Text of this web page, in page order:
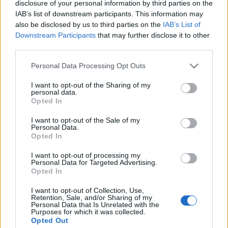
disclosure of your personal information by third parties on the
IAB’s list of downstream participants. This information may
also be disclosed by us to third parties on the IAB’s List of
Downstream Participants that may further disclose it to other
Personal Data Processing Opt Outs
I want to opt-out of the Sharing of my
personal data.
Opted In
I want to opt-out of the Sale of my
Personal Data.
Opted In
I want to opt-out of processing my
Personal Data for Targeted Advertising.
Opted In
I want to opt-out of Collection, Use,
Retention, Sale, and/or Sharing of my
Personal Data that Is Unrelated with the
Purposes for which it was collected.
Opted Out
Facebook
Twitter
ΚΟΙΝΩΝΙΚΟ ΙΑΤΡΕΙΟ ΕΛΛΗΝΙΚΟΥ
ΧΗΜΕΙΟΘΕΡΑΠΕΙΑ
ΕΙΔΗΣΕΙΣ
ΠΑΙΔΙ
ΨΥΧΙΚΗ ΥΓΕΙΑ
ΔΙΑΤΡΟΦΗ